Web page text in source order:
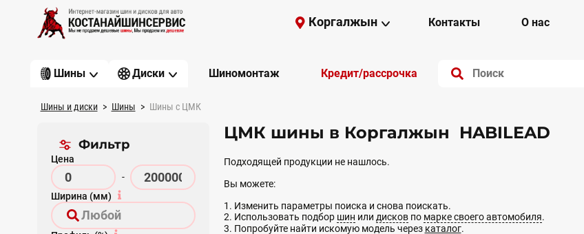
Коргалжын Контакты О нас
Шины Диски Шиномонтаж Кредит/рассрочка
Шины и диски Шины Шины с ЦМК
Фильтр
Цена
-
Ширина (мм)
ЦМК шины в Коргалжын HABILEAD
Подходящей продукции не нашлось.
Вы можете:
1. Изменить параметры поиска и снова поискать.
2. Использовать подбор шин или дисковпо марке своего автомобиля.
3. Попробуйте найти искомую модель через каталог.